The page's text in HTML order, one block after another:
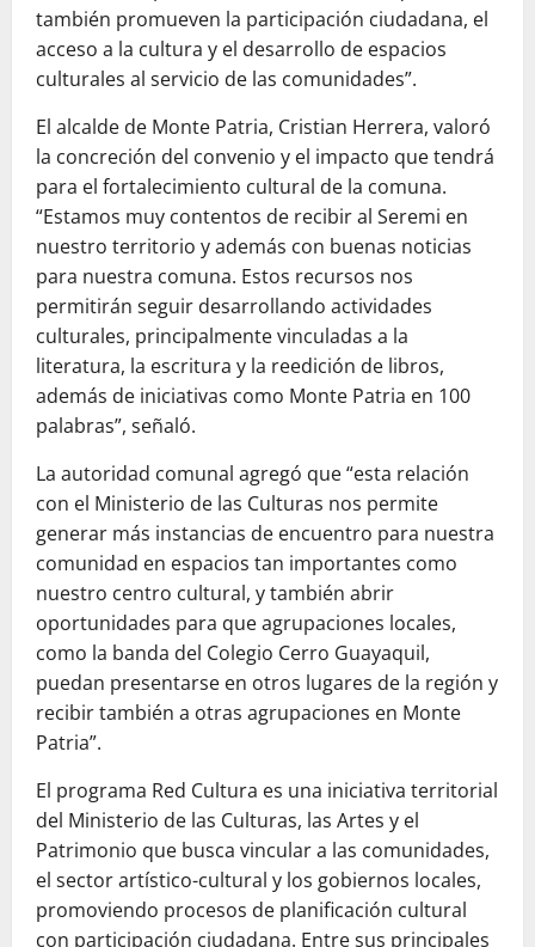
también promueven la participación ciudadana, el
acceso a la cultura y el desarrollo de espacios
culturales al servicio de las comunidades”.
El alcalde de Monte Patria, Cristian Herrera, valoró
la concreción del convenio y el impacto que tendrá
para el fortalecimiento cultural de la comuna.
“Estamos muy contentos de recibir al Seremi en
nuestro territorio y además con buenas noticias
para nuestra comuna. Estos recursos nos
permitirán seguir desarrollando actividades
culturales, principalmente vinculadas a la
literatura, la escritura y la reedición de libros,
además de iniciativas como Monte Patria en 100
palabras”, señaló.
La autoridad comunal agregó que “esta relación
con el Ministerio de las Culturas nos permite
generar más instancias de encuentro para nuestra
comunidad en espacios tan importantes como
nuestro centro cultural, y también abrir
oportunidades para que agrupaciones locales,
como la banda del Colegio Cerro Guayaquil,
puedan presentarse en otros lugares de la región y
recibir también a otras agrupaciones en Monte
Patria”.
El programa Red Cultura es una iniciativa territorial
del Ministerio de las Culturas, las Artes y el
Patrimonio que busca vincular a las comunidades,
el sector artístico-cultural y los gobiernos locales,
promoviendo procesos de planificación cultural
con participación ciudadana. Entre sus principales